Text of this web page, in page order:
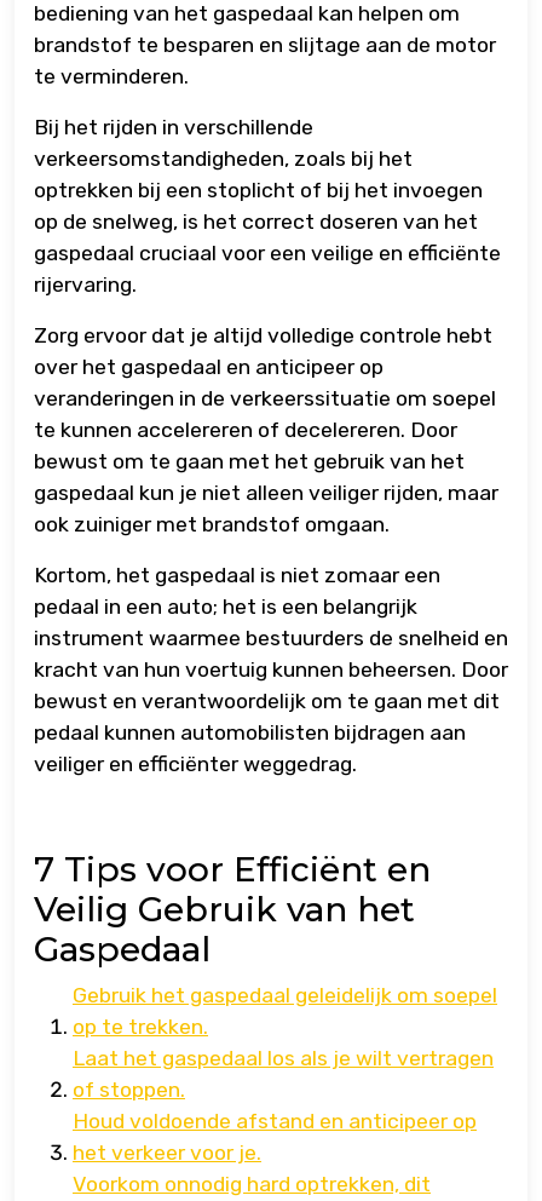
bediening van het gaspedaal kan helpen om
brandstof te besparen en slijtage aan de motor
te verminderen.
Bij het rijden in verschillende
verkeersomstandigheden, zoals bij het
optrekken bij een stoplicht of bij het invoegen
op de snelweg, is het correct doseren van het
gaspedaal cruciaal voor een veilige en efficiënte
rijervaring.
Zorg ervoor dat je altijd volledige controle hebt
over het gaspedaal en anticipeer op
veranderingen in de verkeerssituatie om soepel
te kunnen accelereren of decelereren. Door
bewust om te gaan met het gebruik van het
gaspedaal kun je niet alleen veiliger rijden, maar
ook zuiniger met brandstof omgaan.
Kortom, het gaspedaal is niet zomaar een
pedaal in een auto; het is een belangrijk
instrument waarmee bestuurders de snelheid en
kracht van hun voertuig kunnen beheersen. Door
bewust en verantwoordelijk om te gaan met dit
pedaal kunnen automobilisten bijdragen aan
veiliger en efficiënter weggedrag.
7 Tips voor Efficiënt en
Veilig Gebruik van het
Gaspedaal
Gebruik het gaspedaal geleidelijk om soepel
op te trekken.
Laat het gaspedaal los als je wilt vertragen
of stoppen.
Houd voldoende afstand en anticipeer op
het verkeer voor je.
Voorkom onnodig hard optrekken, dit